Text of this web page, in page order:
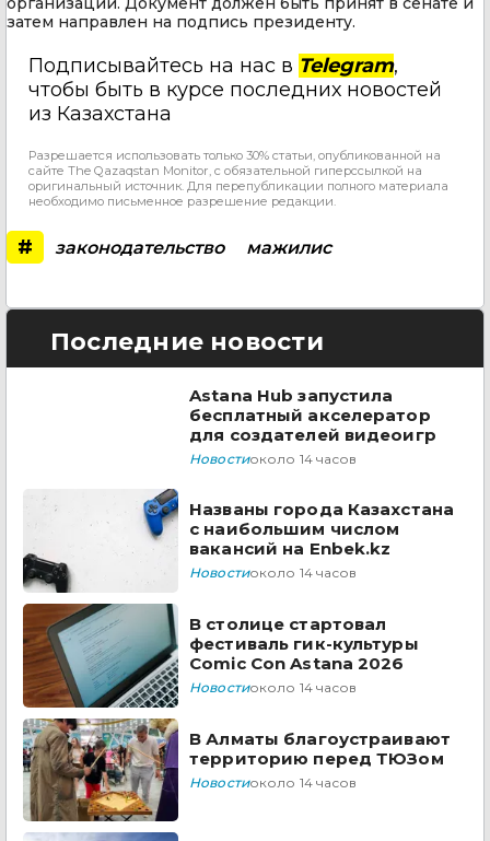
затем направлен на подпись президенту.
Подписывайтесь на нас в Telegram,
чтобы быть в курсе последних новостей
из Казахстана
Разрешается использовать только 30% статьи, опубликованной на
сайте The Qazaqstan Monitor, с обязательной гиперссылкой на
оригинальный источник. Для перепубликации полного материала
необходимо письменное разрешение редакции.
# законодательство мажилис
Последние новости
Astana Hub запустила
бесплатный акселератор
для создателей видеоигр
Новостиоколо 14 часов
Названы города Казахстана
с наибольшим числом
вакансий на Enbek.kz
Новостиоколо 14 часов
В столице стартовал
фестиваль гик-культуры
Comic Con Astana 2026
Новостиоколо 14 часов
В Алматы благоустраивают
территорию перед ТЮЗом
Новостиоколо 14 часов